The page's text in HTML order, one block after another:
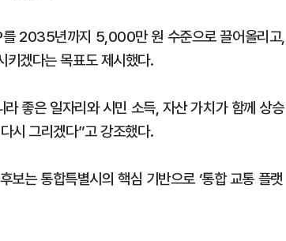
를 2035년까지 5,000만 원 수준으로 끌어올리고,
겠다는 목표도 제시했다.
좋은 일자리와 시민 소득, 자산 가치가 함께 상승
시 그리겠다”고 강조했다.
는 통합특별시의 핵심 기반으로 ‘통합 교통 플랫